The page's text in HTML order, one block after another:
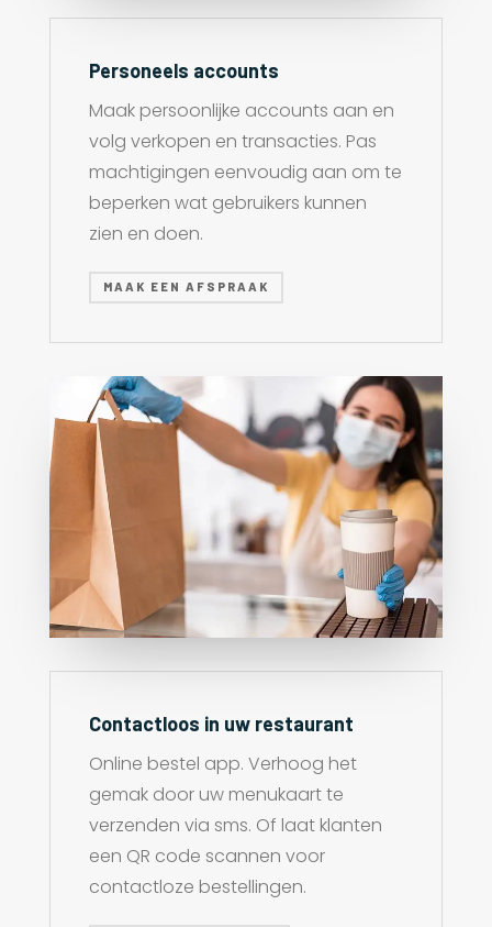
Personeels accounts
Maak persoonlijke accounts aan en
volg verkopen en transacties. Pas
machtigingen eenvoudig aan om te
beperken wat gebruikers kunnen
zien en doen.
MAAK EEN AFSPRAAK
Contactloos in uw restaurant
Online bestel app. Verhoog het
gemak door uw menukaart te
verzenden via sms. Of laat klanten
een QR code scannen voor
contactloze bestellingen.